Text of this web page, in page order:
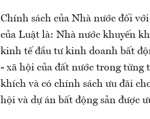
Chính sách của Nhà nước đối
của Luật là: Nhà nước khuyến
kinh tế đầu tư kinh doanh bất
- xã hội của đất nước trong từng
khích và có chính sách ưu đãi
hội và dự án bất động sản được